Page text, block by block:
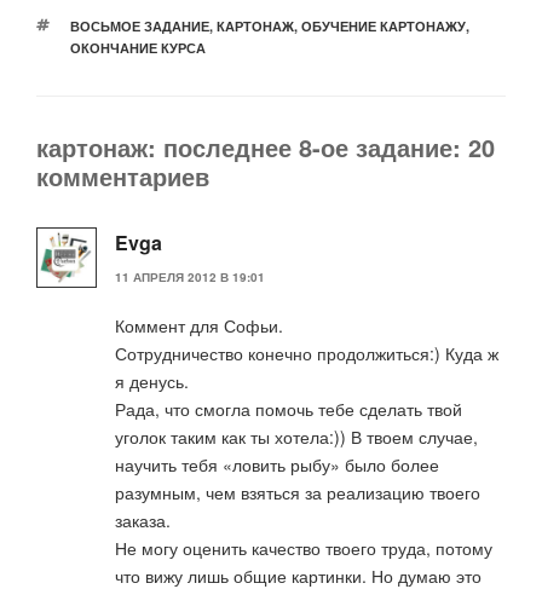
МЕТКИ
ВОСЬМОЕ ЗАДАНИЕ, КАРТОНАЖ, ОБУЧЕНИЕ КАРТОНАЖУ,
ОКОНЧАНИЕ КУРСА
картонаж: последнее 8-ое задание: 20
комментариев
Evga
11 АПРЕЛЯ 2012 В 19:01
Коммент для Софьи.
Сотрудничество конечно продолжиться:) Куда ж
я денусь.
Рада, что смогла помочь тебе сделать твой
уголок таким как ты хотела:)) В твоем случае,
научить тебя «ловить рыбу» было более
разумным, чем взяться за реализацию твоего
заказа.
Не могу оценить качество твоего труда, потому
что вижу лишь общие картинки. Но думаю это